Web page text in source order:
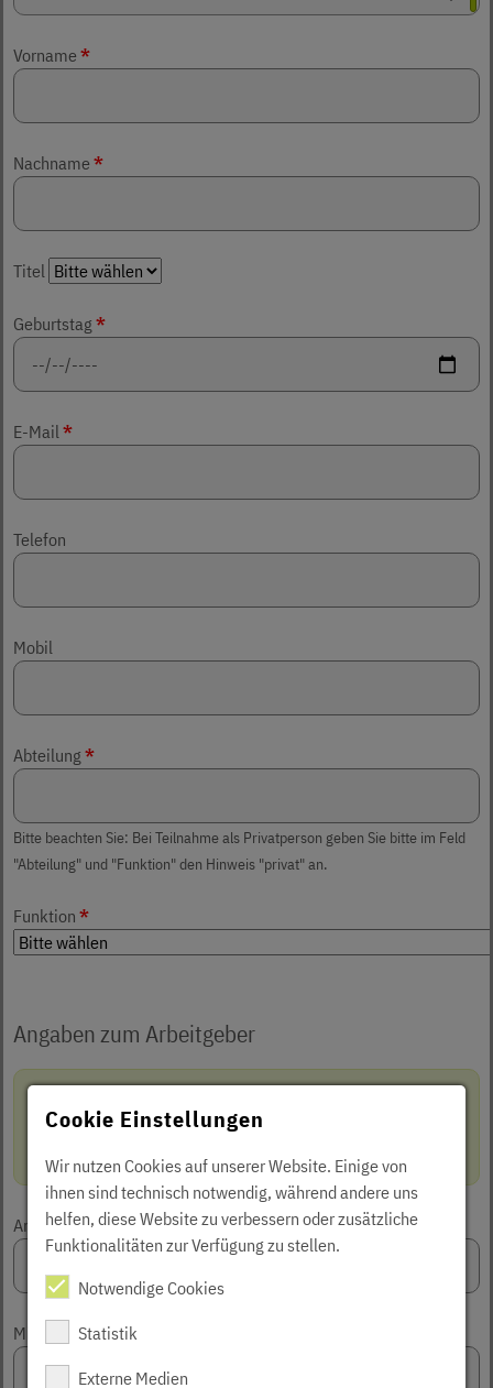
Vorname *
Nachname *
Titel
Geburtstag *
E-Mail*
Telefon
Mobil
Abteilung *
Bitte beachten Sie: Bei Teilnahme als Privatperson geben Sie bitte im Feld
"Abteilung" und "Funktion" den Hinweis "privat" an.
Funktion *
Angaben zum Arbeitgeber
Seminaren für pflegende An- und Zugehörige geben Sie bitte
im Feld "Arbeitgeber" den Hinweis "privat" an.
Arbeitgeber*
Mitglieds-Nr.
Cookie Einstellungen
Wir nutzen Cookies auf unserer Website. Einige von
ihnen sind technisch notwendig, während andere uns
helfen, diese Website zu verbessern oder zusätzliche
Funktionalitäten zur Verfügung zu stellen.
Notwendige Cookies
Statistik
Externe Medien